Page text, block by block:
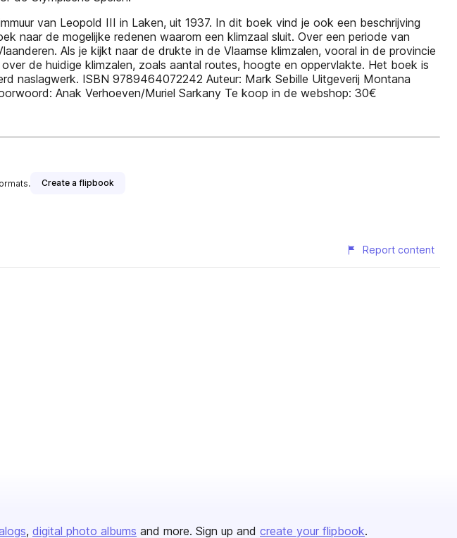
van Leopold III in Laken, uit 1937. In dit boek vind je ook een beschrijving
de mogelijke redenen waarom een klimzaal sluit. Over een periode van
Als je kijkt naar de drukte in de Vlaamse klimzalen, vooral in de provincie
de huidige klimzalen, zoals aantal routes, hoogte en oppervlakte. Het boek is
naslagwerk. ISBN 9789464072242 Auteur: Mark Sebille Uitgeverij Montana
Anak Verhoeven/Muriel Sarkany Te koop in de webshop: 30€
Create a flipbook
Report content
digital photo albums and more. Sign up and create your flipbook.